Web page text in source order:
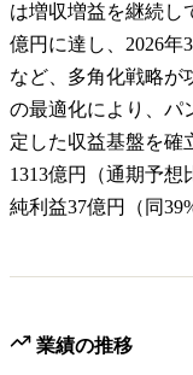
は増収増益を継続し
億円に達し、2026年
など、多角化戦略が
の最適化により、パ
定した収益基盤を確
1313億円（通期予想
純利益37億円（同
業績の推移